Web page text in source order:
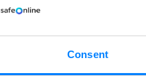
Consent